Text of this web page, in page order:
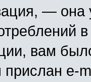
—
вам
e-